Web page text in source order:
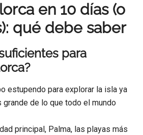
en 10 días (o
qué debe saber
para
estupendo para explorar la isla ya
de lo que todo el mundo
principal, Palma, las playas más